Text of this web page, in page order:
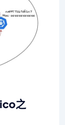
之